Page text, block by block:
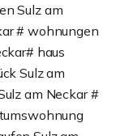
Sulz am
# wohnungen
haus
Sulz am
am Neckar #